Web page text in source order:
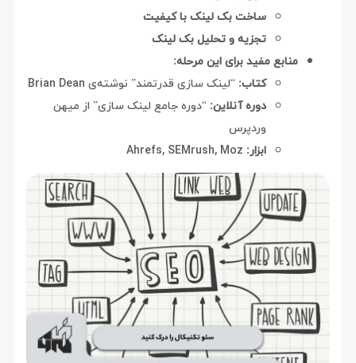
ساخت بک لینک با کیفیت
تجزیه و تحلیل بک لینک
منابع مفید برای این مرحله:
“لینک سازی قدرتمند” نوشته‌ی Brian Dean
دوره آنلاین:“دوره جامع لینک سازی” از میهن